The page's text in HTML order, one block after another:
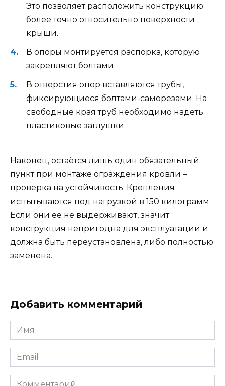
Это позволяет расположить конструкцию
более точно относительно поверхности
крыши.
В опоры монтируется распорка, которую
закрепляют болтами.
В отверстия опор вставляются трубы,
фиксирующиеся болтами-саморезами. На
свободные края труб необходимо надеть
пластиковые заглушки.
Наконец, остаётся лишь один обязательный
пункт при монтаже ограждения кровли –
проверка на устойчивость. Крепления
испытываются под нагрузкой в 150 килограмм.
Если они её не выдерживают, значит
конструкция непригодна для эксплуатации и
должна быть переустановлена, либо полностью
заменена.
Добавить комментарий
Имя
Email
Комментарий